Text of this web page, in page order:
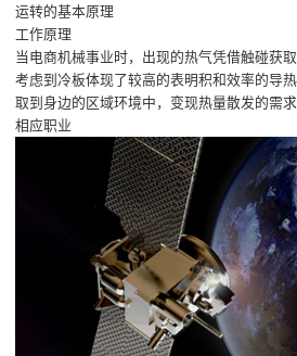
运转的基本原理
工作原理
当电商机械事业时，出现的热气凭借触碰获
考虑到冷板体现了较高的表明积和效率的导
取到身边的区域环境中，变现热量散发的需求
相应职业